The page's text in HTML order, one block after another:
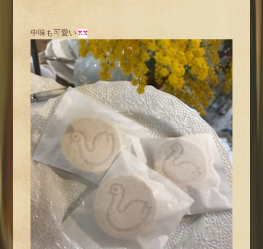
中味も可愛い